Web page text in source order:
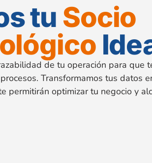
tu Socio
de tu operación para que
Transformamos tus datos
permitirán optimizar tu negocio y